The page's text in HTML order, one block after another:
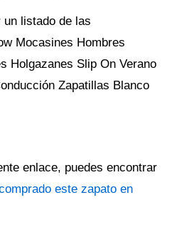
un listado de las
Mocasines Hombres
Holgazanes Slip On Verano
Zapatillas Blanco
enlace, puedes encontrar
este zapato en